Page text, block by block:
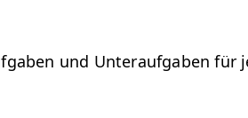
und Unter­auf­gaben für